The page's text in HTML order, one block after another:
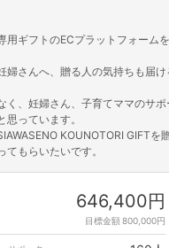
用ギフトのECプラットフォーム
婦さんへ、贈る人の気持ちも届
く、妊婦さん、子育てママのサ
っています。
KOUNOTORI GIFTを
もらいたいです。
646,400円
目標金額 800,000円